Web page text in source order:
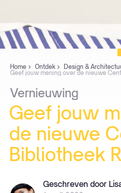
Home Ontdek
Design &
Geef jouw mening over de nieuwe
Vernieuwing
Geef jouw
de nieuwe
Bibliotheek
Geschreven door